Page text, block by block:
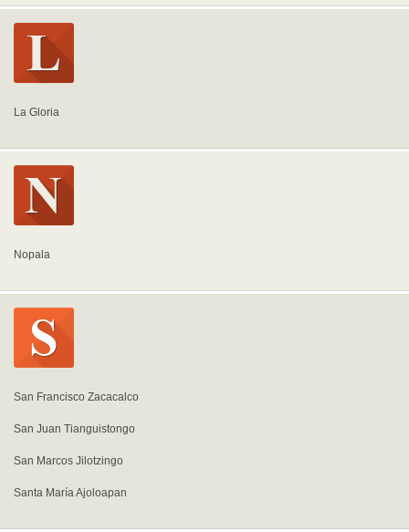
La Gloria
Nopala
San Francisco Zacacalco
San Juan Tianguistongo
San Marcos Jilotzingo
Santa María Ajoloapan